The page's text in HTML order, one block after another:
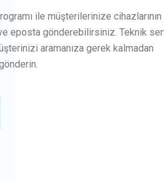
ile müşterilerinize cihazlarının
eposta gönderebilirsiniz. Teknik
aramanıza gerek kalmadan